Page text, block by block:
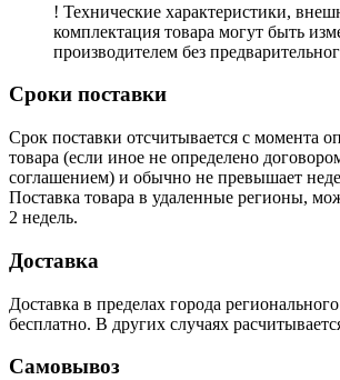
! Технические характеристики,
комплектация товара могут быть
производителем без
Сроки поставки
Срок поставки отсчитывается с момента
товара (если иное не определено
соглашением) и обычно не превышает
Поставка товара в удаленные регионы,
2 недель.
Доставка
Доставка в пределах города
бесплатно. В других случаях
Самовывоз